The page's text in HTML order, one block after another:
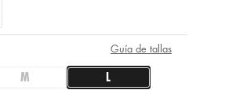
M L
Guía de tallas